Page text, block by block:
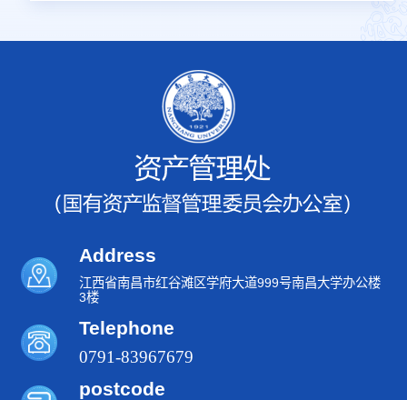
Address
江西省南昌市红谷滩区学府大道999号南昌大学办公楼
3楼
Telephone
0791-83967679
postcode